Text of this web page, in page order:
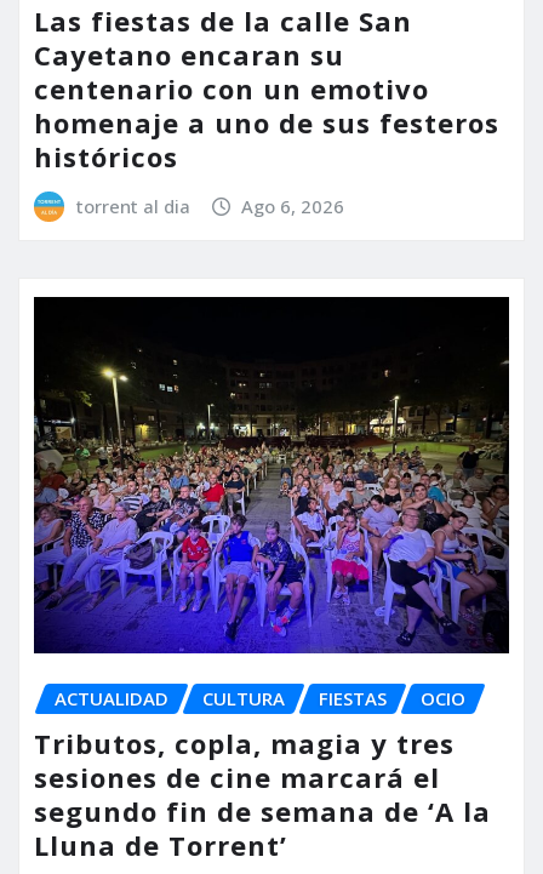
Las fiestas de la calle San
Cayetano encaran su
centenario con un emotivo
homenaje a uno de sus festeros
históricos
torrent al dia Ago 6, 2026
ACTUALIDAD CULTURA FIESTAS OCIO
Tributos, copla, magia y tres
sesiones de cine marcará el
segundo fin de semana de ‘A la
Lluna de Torrent’